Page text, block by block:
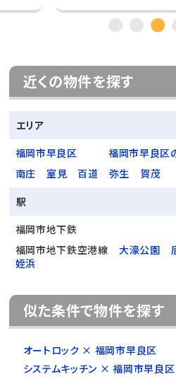
近くの物件を探す
エリア
福岡市早良区
福岡市早良区
南庄
室見 百道 弥生
賀茂
駅
福岡市地下鉄
福岡市地下鉄空港線
大濠公園
姪浜
似た条件で物件を探す
オートロック × 福岡市早良区
システムキッチン × 福岡市早良区